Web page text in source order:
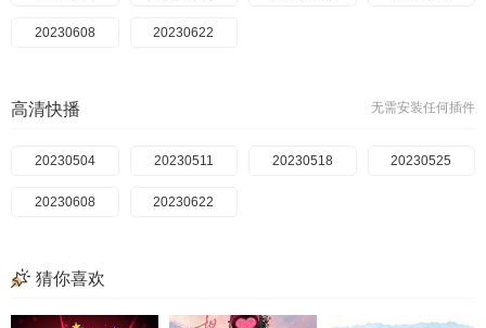
20230608 20230622
无需安装任何插件
高清快播
20230504 20230511 20230518 20230525
20230608 20230622
猜你喜欢